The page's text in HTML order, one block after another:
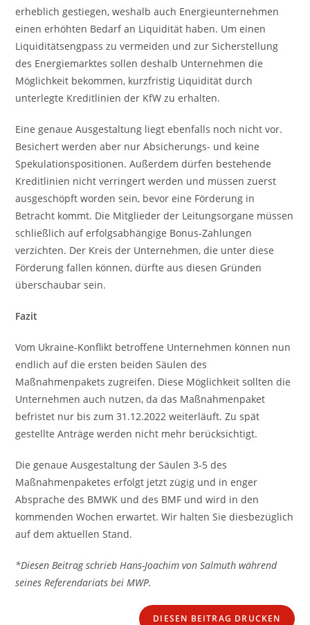
erheblich gestiegen, weshalb auch Energieunternehmen
einen erhöhten Bedarf an Liquidität haben. Um einen
Liquiditätsengpass zu vermeiden und zur Sicherstellung
des Energiemarktes sollen deshalb Unternehmen die
Möglichkeit bekommen, kurzfristig Liquidität durch
unterlegte Kreditlinien der KfW zu erhalten.
Eine genaue Ausgestaltung liegt ebenfalls noch nicht vor.
Besichert werden aber nur Absicherungs- und keine
Spekulationspositionen. Außerdem dürfen bestehende
Kreditlinien nicht verringert werden und müssen zuerst
ausgeschöpft worden sein, bevor eine Förderung in
Betracht kommt. Die Mitglieder der Leitungsorgane müssen
schließlich auf erfolgsabhängige Bonus-Zahlungen
verzichten. Der Kreis der Unternehmen, die unter diese
Förderung fallen können, dürfte aus diesen Gründen
überschaubar sein.
Fazit
Vom Ukraine-Konflikt betroffene Unternehmen können nun
endlich auf die ersten beiden Säulen des
Maßnahmenpakets zugreifen. Diese Möglichkeit sollten die
Unternehmen auch nutzen, da das Maßnahmenpaket
befristet nur bis zum 31.12.2022 weiterläuft. Zu spät
gestellte Anträge werden nicht mehr berücksichtigt.
Die genaue Ausgestaltung der Säulen 3-5 des
Maßnahmenpaketes erfolgt jetzt zügig und in enger
Absprache des BMWK und des BMF und wird in den
kommenden Wochen erwartet. Wir halten Sie diesbezüglich
auf dem aktuellen Stand.
*Diesen Beitrag schrieb Hans-Joachim von Salmuth während
seines Referendariats bei MWP.
DIESEN BEITRAG DRUCKEN